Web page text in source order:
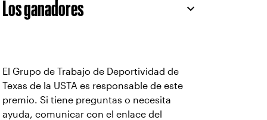
Los ganadores
El Grupo de Trabajo de Deportividad de
Texas de la USTA es responsable de este
premio. Si tiene preguntas o necesita
ayuda, comunicar con el enlace del